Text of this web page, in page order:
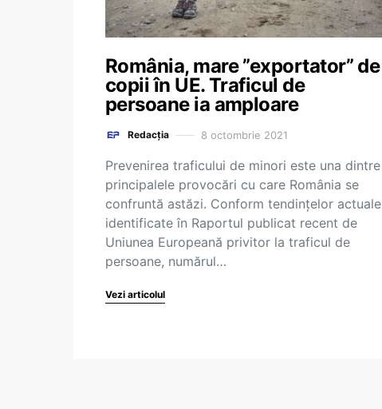
România, mare ”exportator” de
copii în UE. Traficul de
persoane ia amploare
Redacția 8 octombrie 2021
Prevenirea traficului de minori este una dintre
principalele provocări cu care România se
confruntă astăzi. Conform tendințelor actuale
identificate în Raportul publicat recent de
Uniunea Europeană privitor la traficul de
persoane, numărul…
Vezi articolul